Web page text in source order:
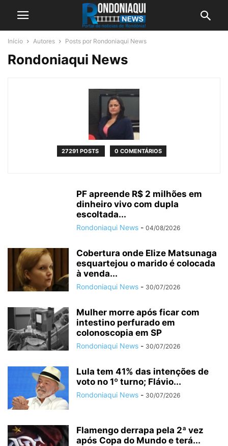
Início Autores Posts por Rondoniaqui News
Rondoniaqui News
27291 POSTS 0 COMENTÁRIOS
PF apreende R$ 2 milhões em
dinheiro vivo com dupla
escoltada...
Rondoniaqui News - 04/08/2026
Cobertura onde Elize Matsunaga
esquartejou o marido é colocada
à venda...
Rondoniaqui News - 30/07/2026
Mulher morre após ficar com
intestino perfurado em
colonoscopia em SP
Rondoniaqui News - 30/07/2026
Lula tem 41% das intenções de
voto no 1º turno; Flávio...
Rondoniaqui News - 30/07/2026
Flamengo derrapa pela 2ª vez
após Copa do Mundo e terá...